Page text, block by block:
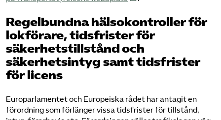
Regelbundna hälsokontroller för
lokförare, tidsfrister för
säkerhetstillstånd och
säkerhetsintyg samt tidsfrister
för licens
Europarlamentet och Europeiska rådet har antagit en
förordning som förlänger vissa tidsfrister för tillstånd,